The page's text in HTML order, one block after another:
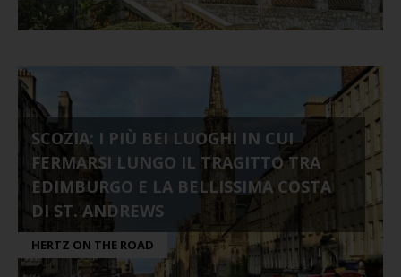
SCOZIA: I PIÙ BEI LUOGHI IN CUI
FERMARSI LUNGO IL TRAGITTO TRA
EDIMBURGO E LA BELLISSIMA COSTA
DI ST. ANDREWS
HERTZ ON THE ROAD